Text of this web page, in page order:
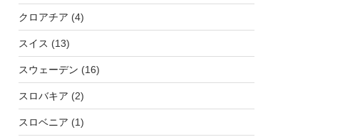
クロアチア (4)
スイス (13)
スウェーデン (16)
スロバキア (2)
スロベニア (1)